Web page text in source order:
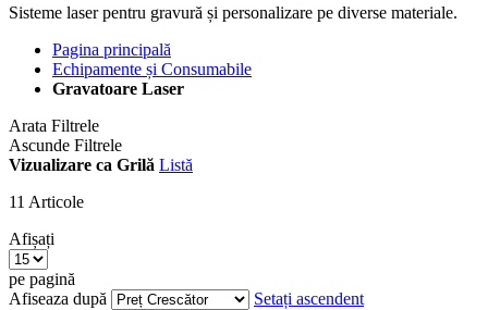
Sisteme laser pentru gravură și personalizare pe diverse materiale.
Pagina principală
Echipamente și Consumabile
Gravatoare Laser
Arata Filtrele
Ascunde Filtrele
Vizualizare ca Grilă Listă
11 Articole
Afișați
pe pagină
Afiseaza după
Setați ascendent